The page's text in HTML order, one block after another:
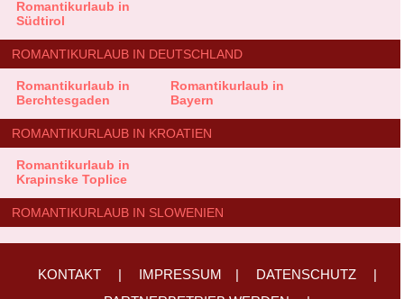
Romantikurlaub in
Südtirol
ROMANTIKURLAUB IN DEUTSCHLAND
Romantikurlaub in
Berchtesgaden
Romantikurlaub in
Bayern
ROMANTIKURLAUB IN KROATIEN
Romantikurlaub in
Krapinske Toplice
ROMANTIKURLAUB IN SLOWENIEN
KONTAKT | IMPRESSUM | DATENSCHUTZ
|